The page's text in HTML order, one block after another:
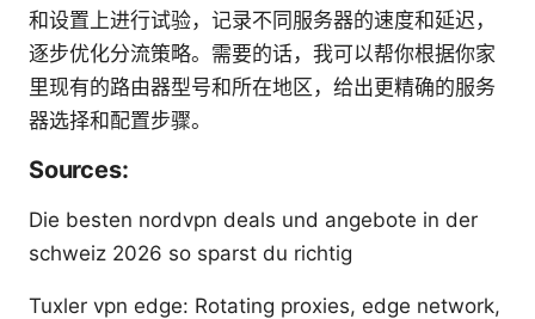
和设置上进行试验，记录不同服务器的速度和延迟，
逐步优化分流策略。需要的话，我可以帮你根据你家
里现有的路由器型号和所在地区，给出更精确的服务
器选择和配置步骤。
Sources:
Die besten nordvpn deals und angebote in der
schweiz 2026 so sparst du richtig
Tuxler vpn edge: Rotating proxies, edge network,